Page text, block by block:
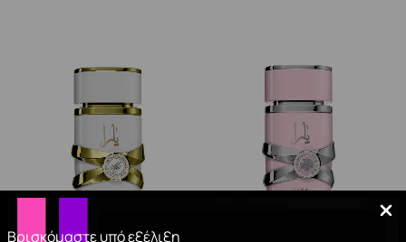
Βρισκόμαστε υπό εξέλιξη